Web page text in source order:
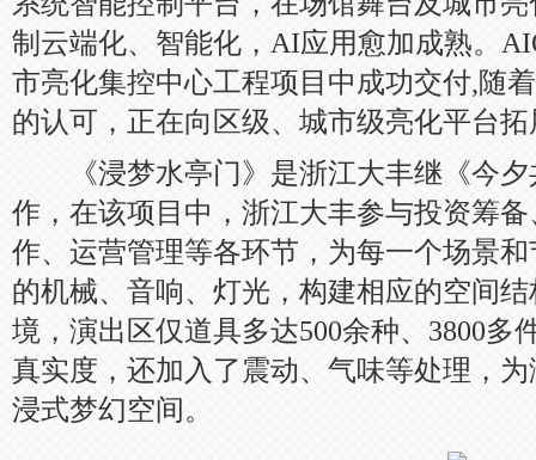
制云端化、智能化，AI应用愈加成熟。
市亮化集控中心工程项目中成功交付,随
的认可，正在向区级、城市级亮化平台拓
《浸梦水亭门》是浙江大丰继《今夕
作，在该项目中，浙江大丰参与投资筹
作、运营管理等各环节，为每一个场景
的机械、音响、灯光，构建相应的空间
境，演出区仅道具多达500余种、3800多
真实度，还加入了震动、气味等处理，
浸式梦幻空间。